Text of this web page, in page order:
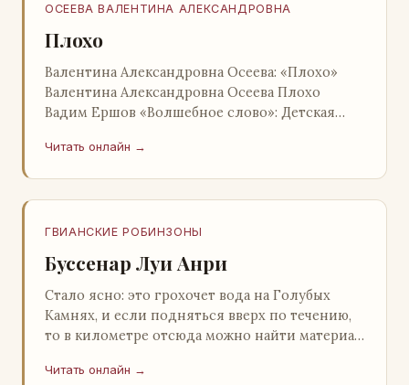
ОСЕЕВА ВАЛЕНТИНА АЛЕКСАНДРОВНА
Плохо
Валентина Александровна Осеева: «Плохо»
Валентина Александровна Осеева Плохо
Вадим Ершов «Волшебное слово»: Детская
Александровна ОСЕЕВ…
Читать онлайн →
ГВИАНСКИЕ РОБИНЗОНЫ
Буссенар Луи Анри
Стало ясно: это грохочет вода на Голубых
Камнях, и если подняться вверх по течению,
то в километре отсюда можно найти материал
крас…
Читать онлайн →